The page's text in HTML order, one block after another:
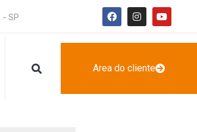
- SP
Area do cliente